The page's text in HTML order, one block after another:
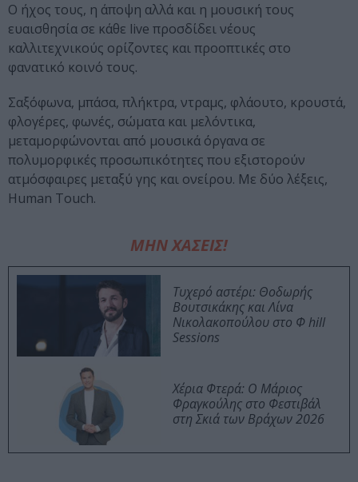
Ο ήχος τους, η άποψη αλλά και η μουσική τους
ευαισθησία σε κάθε live προσδίδει νέους
καλλιτεχνικούς ορίζοντες και προοπτικές στο
φανατικό κοινό τους.
Σαξόφωνα, μπάσα, πλήκτρα, ντραμς, φλάουτο, κρουστά,
φλογέρες, φωνές, σώματα και μελόντικα,
μεταμορφώνονται από μουσικά όργανα σε
πολυμορφικές προσωπικότητες που εξιστορούν
ατμόσφαιρες μεταξύ γης και ονείρου. Με δύο λέξεις,
Human Touch.
ΜΗΝ ΧΑΣΕΙΣ!
Τυχερό αστέρι: Θοδωρής
Βουτσικάκης και Λίνα
Νικολακοπούλου στο Φ hill
Sessions
Χέρια Φτερά: Ο Μάριος
Φραγκούλης στο Φεστιβάλ
στη Σκιά των Βράχων 2026